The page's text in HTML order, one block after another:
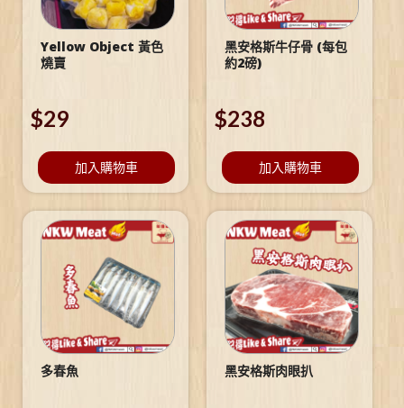
Yellow Object 黃色
燒賣
$29
加入購物車
黑安格斯牛仔骨 (每包
約2磅)
$238
加入購物車
多春魚 黑安格斯肉眼扒